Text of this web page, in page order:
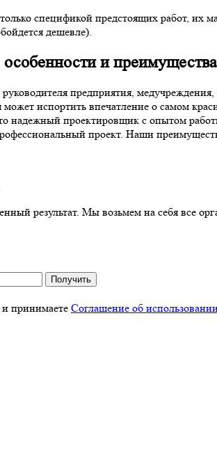
спецификой предстоящих работ, их
дешевле).
и преимущества
предприятия,
испортить впечатление о самом
проектировщик с опытом
проект. Наши
результат. Мы возьмем на себя все
Получить
и принимаете Соглашение об